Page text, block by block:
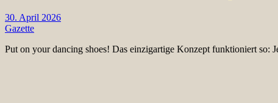
30. April 2026
Gazette
Put on your dancing shoes! Das einzigartige Konzept funktioniert so: